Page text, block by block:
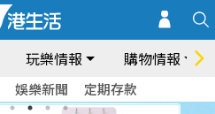
玩樂情報 購物情報
娛樂新聞 定期存款